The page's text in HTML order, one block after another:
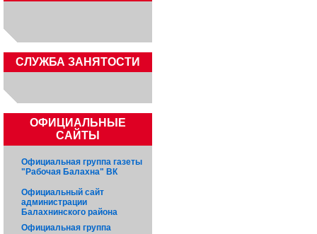
CЛУЖБА ЗАНЯТОСТИ
ОФИЦИАЛЬНЫЕ
САЙТЫ
Официальная группа газеты
"Рабочая Балахна" ВК
Официальный сайт
администрации
Балахнинского района
Официальная группа